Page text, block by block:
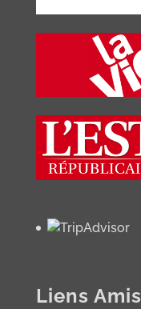
Liens Amis